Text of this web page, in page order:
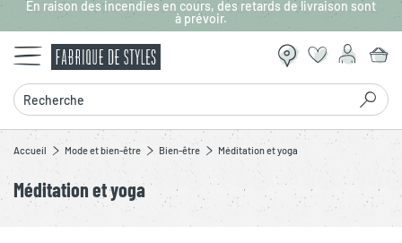
Aller au contenu principal
En raison des incendies en cours, des retards de livraison sont
à prévoir.
Recherche
Accueil Mode et bien-être Bien-être Méditation et yoga
Méditation et yoga